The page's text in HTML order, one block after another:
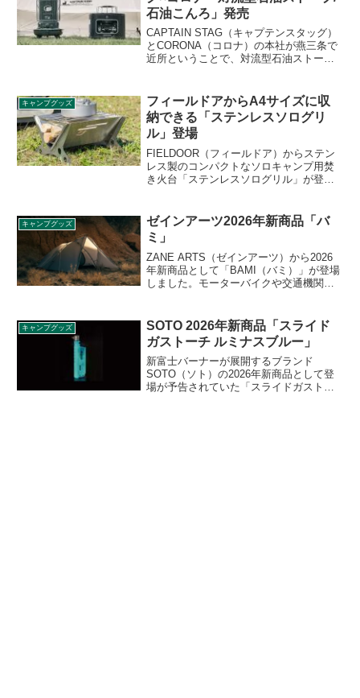
ーします。
石油こんろ」発売
CAPTAIN STAG（キャプテンスタッグ）
とCORONA（コロナ）の本社が燕三条で
近所ということで、対流型石油ストーブ
1日10時から先行予約が始まります。詳細
をレビューします。
キャンプグッズ
フィールドアからA4サイズに収
納できる「ステンレスソログリ
ル」登場
FIELDOOR（フィールドア）からステン
レス製のコンパクトなソロキャンプ用焚
き火台「ステンレスソログリル」が登場
クトになります。詳細をレビューしま
す。
キャンプグッズ
ゼインアーツ2026年新商品「バ
ミ」
ZANE ARTS（ゼインアーツ）から2026
年新商品として「BAMI（バミ）」が登場
しました。モーターバイクや交通機関を
ィに適した、2ルームデュオテントです。
詳細をレビューします。
キャンプグッズ
SOTO 2026年新商品「スライド
ガストーチ ルミナスブルー」
新富士バーナーが展開するブランド
SOTO（ソト）の2026年新商品として登
場が予告されていた「スライドガストー